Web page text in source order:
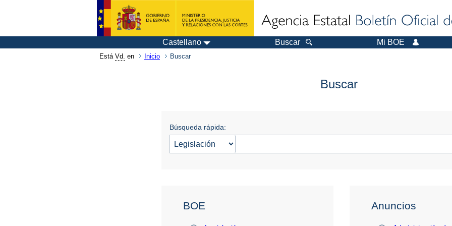
Castellano Buscar Mi BOE
Está Vd. en Inicio Buscar
Buscar
Búsqueda rápida:
BOE Anuncios